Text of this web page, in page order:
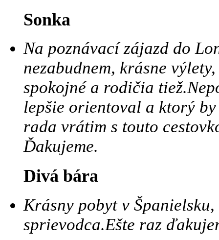
Sonka
Na poznávací zájazd do
nezabudnem, krásne
spokojné a rodičia
lepšie orientoval a ktorý
rada vrátim s touto
Ďakujeme.
Divá bára
Krásny pobyt v
sprievodca.Ešte raz